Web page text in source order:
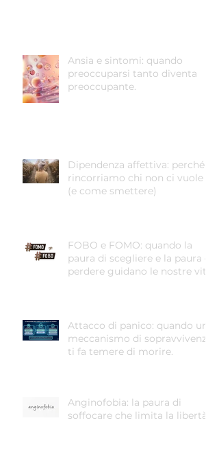
Ansia e sintomi: quando
preoccuparsi tanto diventa
preoccupante.
Dipendenza affettiva: perché
rincorriamo chi non ci vuole
(e come smettere)
FOBO e FOMO: quando la
paura di scegliere e la paura di
perdere guidano le nostre vite
Attacco di panico: quando un
meccanismo di sopravvivenza
ti fa temere di morire.
Anginofobia: la paura di
soffocare che limita la libertà